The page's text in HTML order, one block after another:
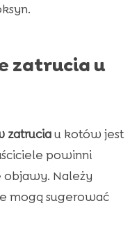
zatrucia u
zatruciau kotów jest
powinni
objawy. Należy
mogą sugerować